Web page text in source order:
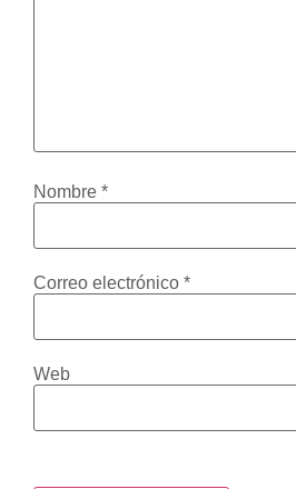
Nombre *
Correo electrónico *
Web